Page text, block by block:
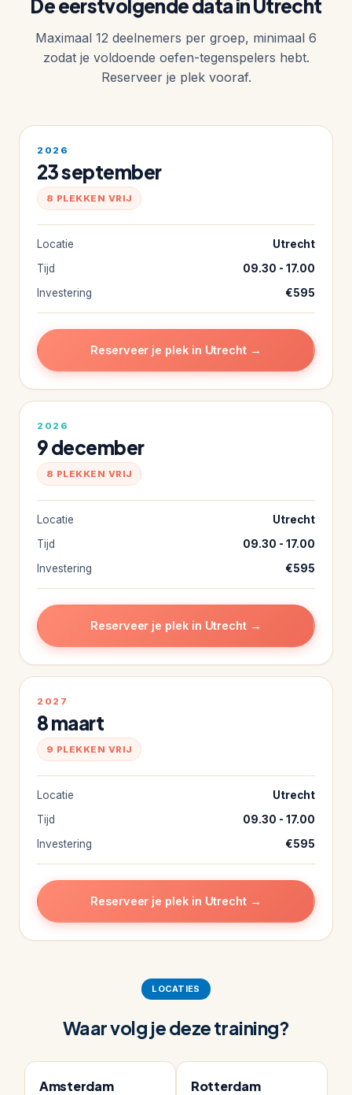
De eerstvolgende data in Utrecht
Maximaal 12 deelnemers per groep, minimaal 6
zodat je voldoende oefen-tegenspelers hebt.
Reserveer je plek vooraf.
2026
23 september
8 PLEKKEN VRIJ
Locatie
Utrecht
Tijd
09.30 - 17.00
Investering
€595
Reserveer je plek in Utrecht →
2026
9 december
8 PLEKKEN VRIJ
Locatie
Utrecht
Tijd
09.30 - 17.00
Investering
€595
Reserveer je plek in Utrecht →
2027
8 maart
9 PLEKKEN VRIJ
Locatie
Utrecht
Tijd
09.30 - 17.00
Investering
€595
Reserveer je plek in Utrecht →
LOCATIES
Waar volg je deze training?
Amsterdam Rotterdam